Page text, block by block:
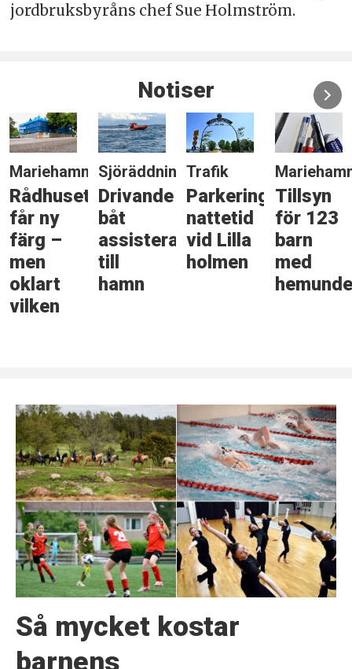
jordbruksbyråns chef Sue Holmström.
Notiser
Mariehamn
Rådhuset
får ny
färg –
men
oklart
vilken
Sjöräddning
Drivande
båt
assisterades
till
hamn
Trafik
Parkeringsförbud
nattetid
vid Lilla
holmen
Tillsyn
för 123
barn
med
Så mycket kostar
barnens